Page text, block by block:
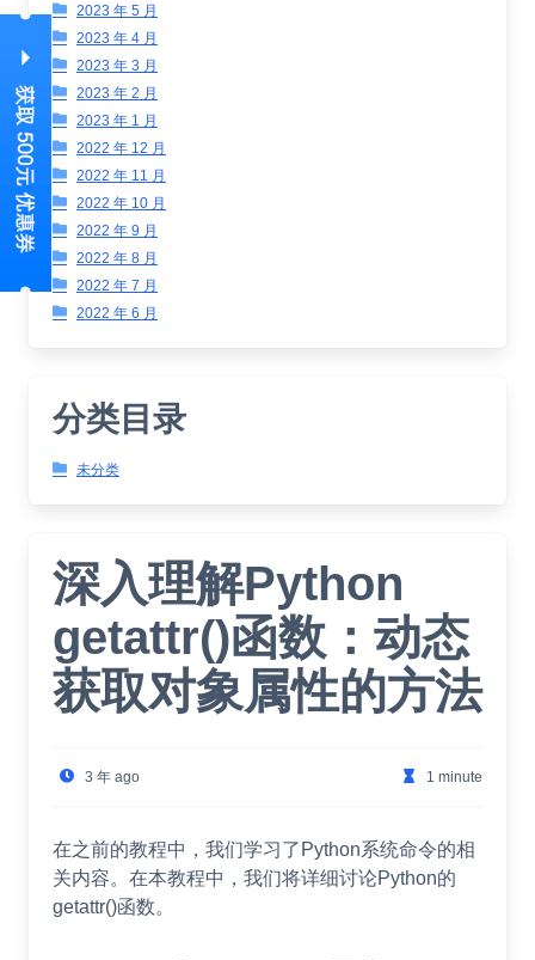
2023 年 5 月
2023 年 4 月
2023 年 3 月
2023 年 2 月
2023 年 1 月
2022 年 12 月
2022 年 11 月
2022 年 10 月
2022 年 9 月
2022 年 8 月
2022 年 7 月
2022 年 6 月
分类目录
未分类
深入理解Python
getattr()函数：动态
获取对象属性的方法
3 年 ago 1 minute
在之前的教程中，我们学习了Python系统命令的相
关内容。在本教程中，我们将详细讨论Python的
getattr()函数。